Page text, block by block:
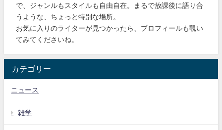
で、ジャンルもスタイルも自由自在。まるで放課後に語り合
うような、ちょっと特別な場所。
お気に入りのライターが見つかったら、プロフィールも覗い
てみてくださいね。
カテゴリー
ニュース
雑学